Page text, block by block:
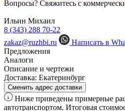
Вопросы? Свяжитесь с
Ильин Михаил
8 (343) 288 70-22
zakaz@ruzhbi.ru
Написать в
Предложения
Аналоги
Описание и чертежи
Доставка: Екатеринбург
Сменить адрес доставки
Ниже приведены примерные
автотранспортом. Итоговая